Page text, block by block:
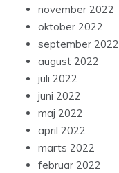
november 2022
oktober 2022
september 2022
august 2022
juli 2022
juni 2022
maj 2022
april 2022
marts 2022
februar 2022